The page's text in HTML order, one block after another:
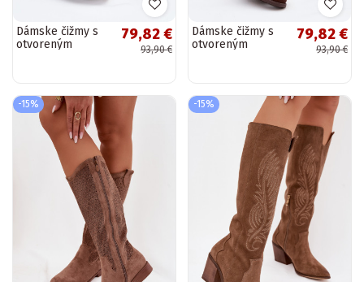
Dámske čižmy s
otvoreným
čiernej farby
79,82 €
93,90 €
Dámske čižmy s
otvoreným
čokoládovej farby
79,82 €
93,90 €
-15% -15%